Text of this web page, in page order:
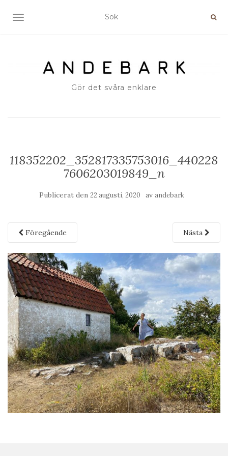
SLÅ PÅ/AV NAVIGERING
Gör det svåra enklare
118352202_352817335753016_440228
7606203019849_n
Publicerat den 22 augusti, 2020 av andebark
Föregående Nästa